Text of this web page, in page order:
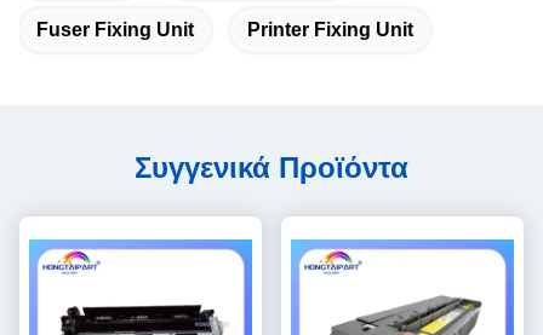
Fuser Fixing Unit Printer Fixing Unit
Συγγενικά Προϊόντα